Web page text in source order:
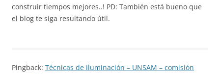
construir tiempos mejores..! PD: También está bueno que
el blog te siga resultando útil.
Pingback: Técnicas de iluminación – UNSAM – comisión